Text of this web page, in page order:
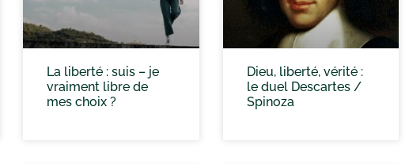
La liberté : suis – je
vraiment libre de
mes choix ?
Dieu, liberté, vérité :
le duel Descartes /
Spinoza